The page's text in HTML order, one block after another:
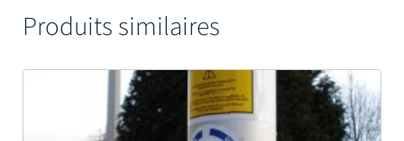
Produits similaires